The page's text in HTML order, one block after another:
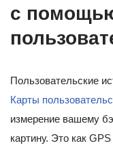
с
Пользовательские
Карты
измерение вашему
картину. Это как